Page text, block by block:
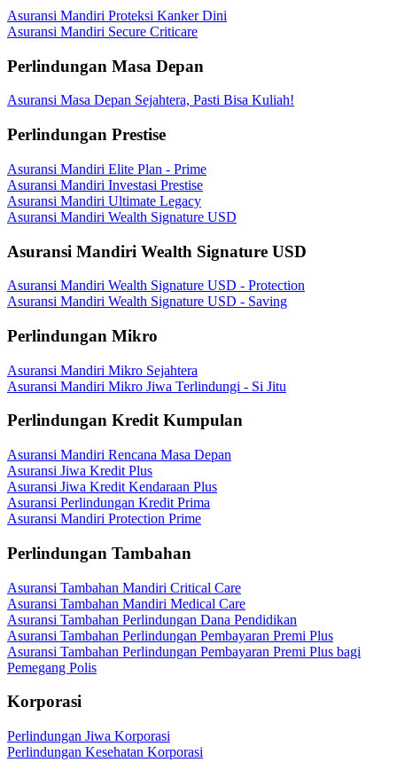
Asuransi Mandiri Proteksi Kanker Dini
Asuransi Mandiri Secure Criticare
Perlindungan Masa Depan
Asuransi Masa Depan Sejahtera, Pasti Bisa Kuliah!
Perlindungan Prestise
Asuransi Mandiri Elite Plan - Prime
Asuransi Mandiri Investasi Prestise
Asuransi Mandiri Ultimate Legacy
Asuransi Mandiri Wealth Signature USD
Asuransi Mandiri Wealth Signature USD
Asuransi Mandiri Wealth Signature USD - Protection
Asuransi Mandiri Wealth Signature USD - Saving
Perlindungan Mikro
Asuransi Mandiri Mikro Sejahtera
Asuransi Mandiri Mikro Jiwa Terlindungi - Si Jitu
Perlindungan Kredit Kumpulan
Asuransi Mandiri Rencana Masa Depan
Asuransi Jiwa Kredit Plus
Asuransi Jiwa Kredit Kendaraan Plus
Asuransi Perlindungan Kredit Prima
Asuransi Mandiri Protection Prime
Perlindungan Tambahan
Asuransi Tambahan Mandiri Critical Care
Asuransi Tambahan Mandiri Medical Care
Asuransi Tambahan Perlindungan Dana Pendidikan
Asuransi Tambahan Perlindungan Pembayaran Premi Plus
Asuransi Tambahan Perlindungan Pembayaran Premi Plus bagi
Pemegang Polis
Korporasi
Perlindungan Jiwa Korporasi
Perlindungan Kesehatan Korporasi